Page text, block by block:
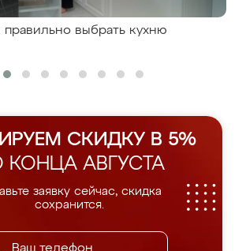
правильно выбрать кухню
СКИДКУ В 5%
КОНЦА АВГУСТА
заявку сейчас, скидка
сохранится.